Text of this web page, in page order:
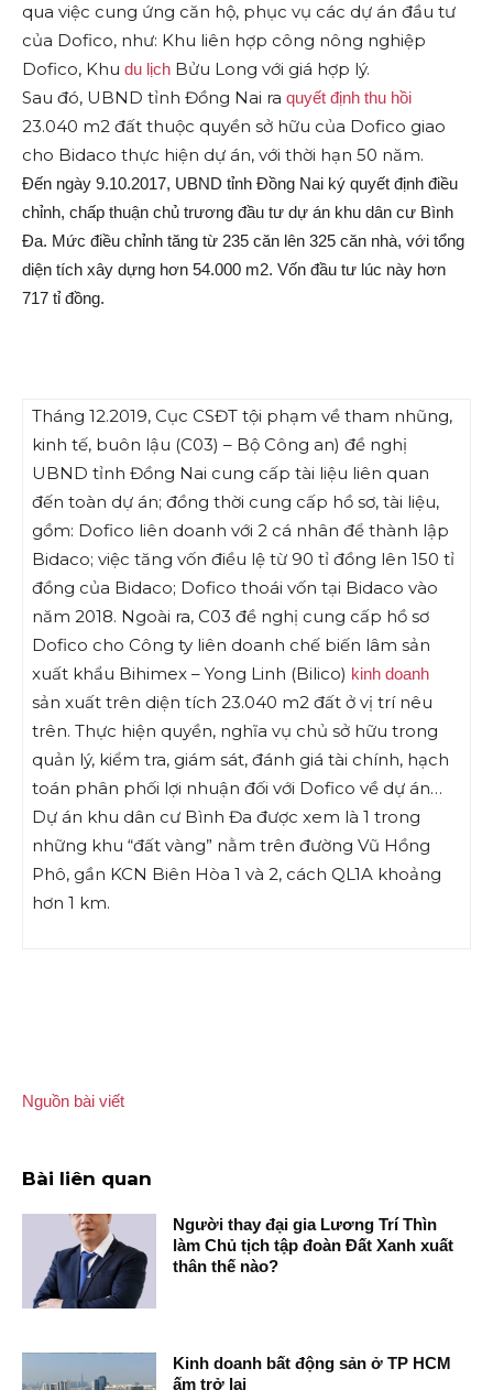
qua việc cung ứng căn hộ, phục vụ các dự án đầu tư
của Dofico, như: Khu liên hợp công nông nghiệp
Dofico, Khu du lịch Bửu Long với giá hợp lý.
Sau đó, UBND tỉnh Đồng Nai ra quyết định thu hồi
23.040 m2 đất thuộc quyền sở hữu của Dofico giao
cho Bidaco thực hiện dự án, với thời hạn 50 năm.
Đến ngày 9.10.2017, UBND tỉnh Đồng Nai ký quyết định điều
chỉnh, chấp thuận chủ trương đầu tư dự án khu dân cư Bình
Đa. Mức điều chỉnh tăng từ 235 căn lên 325 căn nhà, với tổng
diện tích xây dựng hơn 54.000 m2. Vốn đầu tư lúc này hơn
717 tỉ đồng.
Tháng 12.2019, Cục CSĐT tội phạm về tham nhũng,
kinh tế, buôn lậu (C03) – Bộ Công an) đề nghị
UBND tỉnh Đồng Nai cung cấp tài liệu liên quan
đến toàn dự án; đồng thời cung cấp hồ sơ, tài liệu,
gồm: Dofico liên doanh với 2 cá nhân để thành lập
Bidaco; việc tăng vốn điều lệ từ 90 tỉ đồng lên 150 tỉ
đồng của Bidaco; Dofico thoái vốn tại Bidaco vào
năm 2018. Ngoài ra, C03 đề nghị cung cấp hồ sơ
Dofico cho Công ty liên doanh chế biến lâm sản
xuất khẩu Bihimex – Yong Linh (Bilico) kinh doanh
sản xuất trên diện tích 23.040 m2 đất ở vị trí nêu
trên. Thực hiện quyền, nghĩa vụ chủ sở hữu trong
quản lý, kiểm tra, giám sát, đánh giá tài chính, hạch
toán phân phối lợi nhuận đối với Dofico về dự án…
Dự án khu dân cư Bình Đa được xem là 1 trong
những khu “đất vàng” nằm trên đường Vũ Hồng
Phô, gần KCN Biên Hòa 1 và 2, cách QL1A khoảng
hơn 1 km.
Nguồn bài viết
Bài liên quan
Người thay đại gia Lương Trí Thìn
làm Chủ tịch tập đoàn Đất Xanh xuất
thân thế nào?
Kinh doanh bất động sản ở TP HCM
ấm trở lại